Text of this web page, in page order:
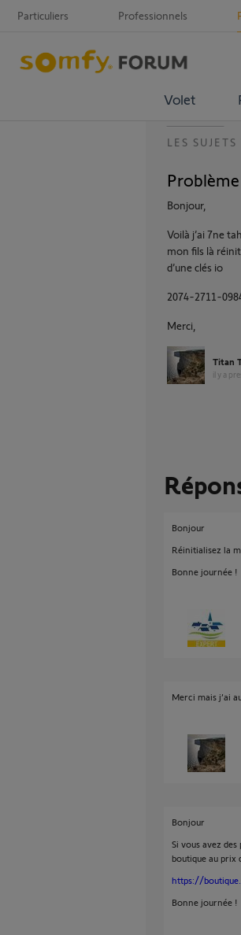
Particuliers Professionnels
Volet
LES
Bonjour,
Voilà j’ai 7ne
mon fils là
d’une clés io
2074-2711-
Merci,
Titan
il y a
Bonjour
Réinitialisez la
Bonne journée !
Merci mais j’ai
Bonjour
Si vous avez
boutique au prix
https://
Bonne journée !